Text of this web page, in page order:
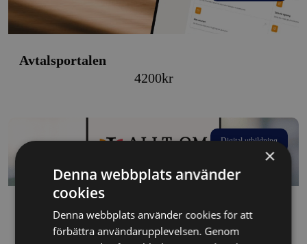
Avtalsportalen
4200kr
Digital utbildning
Avtalsportalen
450kr – 4200krPrice
×
Denna webbplats använder
cookies
Denna webbplats använder cookies för att
förbättra användarupplevelsen. Genom